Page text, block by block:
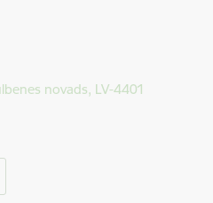
novads, LV-4401